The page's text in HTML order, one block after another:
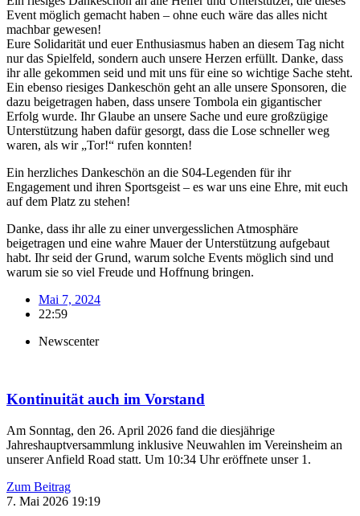
Event möglich gemacht haben – ohne euch wäre das alles nicht
machbar gewesen!
Eure Solidarität und euer Enthusiasmus haben an diesem Tag nicht
nur das Spielfeld, sondern auch unsere Herzen erfüllt. Danke, dass
ihr alle gekommen seid und mit uns für eine so wichtige Sache steht.
Ein ebenso riesiges Dankeschön geht an alle unsere Sponsoren, die
dazu beigetragen haben, dass unsere Tombola ein gigantischer
Erfolg wurde. Ihr Glaube an unsere Sache und eure großzügige
Unterstützung haben dafür gesorgt, dass die Lose schneller weg
waren, als wir „Tor!“ rufen konnten!
Ein herzliches Dankeschön an die S04-Legenden für ihr
Engagement und ihren Sportsgeist – es war uns eine Ehre, mit euch
auf dem Platz zu stehen!
Danke, dass ihr alle zu einer unvergesslichen Atmosphäre
beigetragen und eine wahre Mauer der Unterstützung aufgebaut
habt. Ihr seid der Grund, warum solche Events möglich sind und
warum sie so viel Freude und Hoffnung bringen.
Mai 7, 2024
22:59
Newscenter
Kontinuität auch im Vorstand
Am Sonntag, den 26. April 2026 fand die diesjährige
Jahreshauptversammlung inklusive Neuwahlen im Vereinsheim an
unserer Anfield Road statt. Um 10:34 Uhr eröffnete unser 1.
Zum Beitrag
7. Mai 2026 19:19